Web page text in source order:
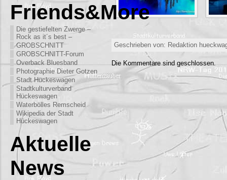
Friends&More
Die gestiefelten Zwerge –
Rock as it´s best –
GROBSCHNITT
GROBSCHNITT-Forum
Overback Bluesband
Photographie Dieter Gotzen
Stadt Hückeswagen
Stadtkulturverband
Hückeswagen
Waterbölles Remscheid
Wikipedia der Stadt
Hückeswagen
Aktuelle
News
Geschrieben von: Redaktion
Die Kommentare sind geschlossen.